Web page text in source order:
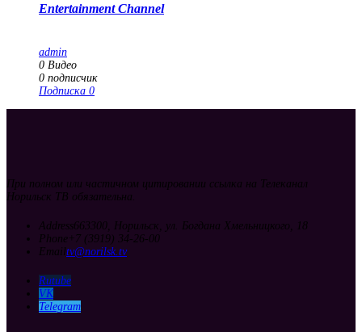
Entertainment Channel
admin
0 Видео
0 подписчик
Подписка 0
При полном или частичном цитировании ссылка на Телеканал
Норильск ТВ обязательна.
Address663300, Норильск, ул. Богдана Хмельницкого, 18
Phone +7 (3919) 34-26-00
Emailtv@norilsk.tv
Rutube
VK
Telegram